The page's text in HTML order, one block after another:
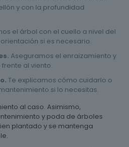
y con la profundidad
el árbol con el cuello a nivel del
si es necesario.
Aseguramos el enraizamiento y
al viento.
Te explicamos cómo cuidarlo o
si lo necesitas.
al caso. Asimismo,
y poda de árboles
plantado y se mantenga